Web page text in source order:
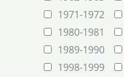
1971-1972
1980-1981
1989-1990
1998-1999